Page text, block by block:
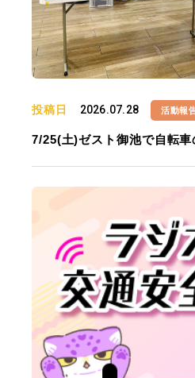
投稿日 2026.07.28 活動報
7/25(土)ゼスト御池で自転車